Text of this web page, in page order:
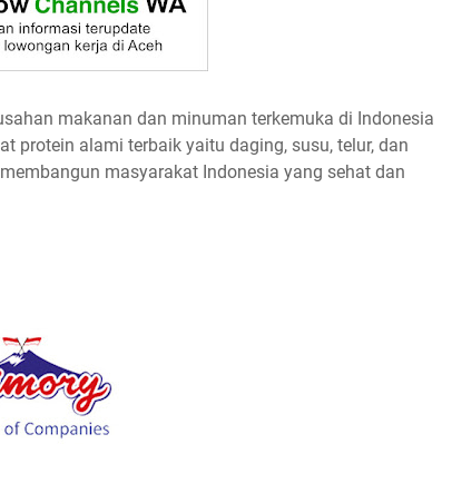
makanan dan minuman terkemuka di Indonesia
protein alami terbaik yaitu daging, susu, telur, dan
masyarakat Indonesia yang sehat dan